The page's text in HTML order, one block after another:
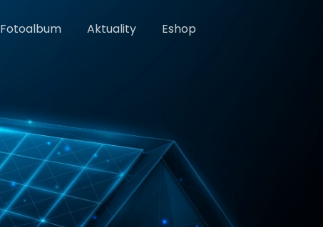
Fotoalbum Aktuality
Eshop